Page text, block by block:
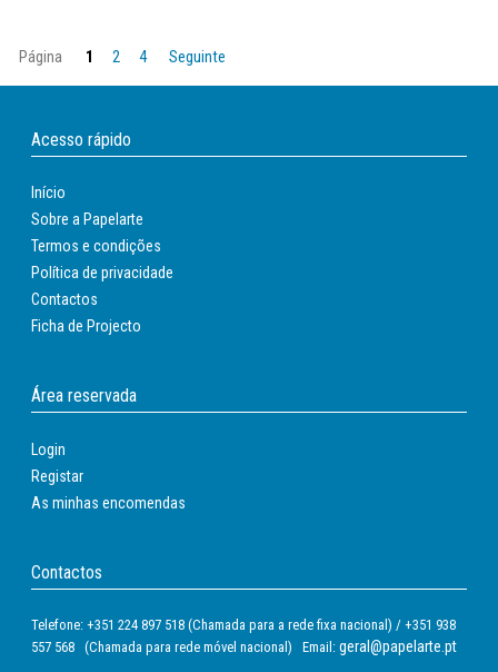
Página 1 2 4 Seguinte
Acesso rápido
Início
Sobre a Papelarte
Termos e condições
Política de privacidade
Contactos
Ficha de Projecto
Área reservada
Login
Registar
As minhas encomendas
Contactos
Telefone: +351 224 897 518 (Chamada para a rede fixa nacional) / +351 938
557 568 (Chamada para rede móvel nacional) Email: geral@papelarte.pt